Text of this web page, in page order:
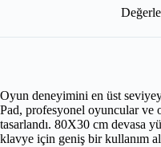
Oyun deneyimini en üst
Pad, profesyonel oyuncular ve
tasarlandı. 80X30 cm devasa
klavye için geniş bir kullanım